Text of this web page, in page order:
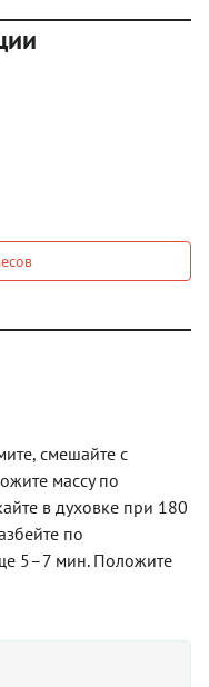
смешайте с
массу по
в духовке при 180
по
5–7 мин. Положите